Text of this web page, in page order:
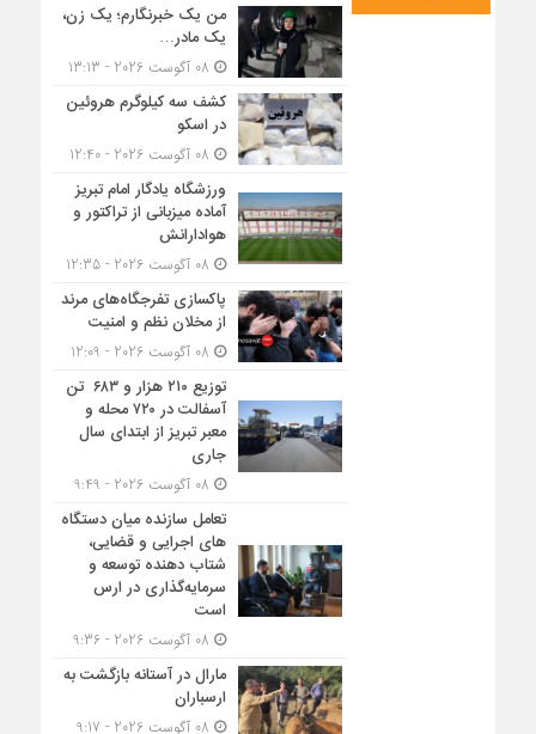
من یک خبرنگارم؛ یک زن،
یک مادر…
کشف سه کیلوگرم هروئین
در اسکو
ورزشگاه یادگار امام تبریز
آماده میزبانی از تراکتور و
هوادارانش
پاکسازی تفرجگاه‌های مرند
از مخلان نظم و امنیت
توزیع ۲۱۰ هزار و ۶۸۳ تن
آسفالت در ۷۲۰ محله و
معبر تبریز از ابتدای سال
جاری
تعامل سازنده میان دستگاه‌
های اجرایی و قضایی،
شتاب‌ دهنده توسعه و
سرمایه‌گذاری در ارس
است
مارال در آستانه بازگشت به
ارسباران